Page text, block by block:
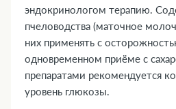
эндокринологом терапию.
пчеловодства (маточное
них применять с
одновременном приёме с
препаратами рекомендуется
уровень глюкозы.